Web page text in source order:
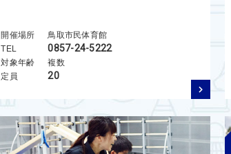
開催場所
鳥取市民体育館
TEL
0857-24-5222
対象年齢
複数
定員
20